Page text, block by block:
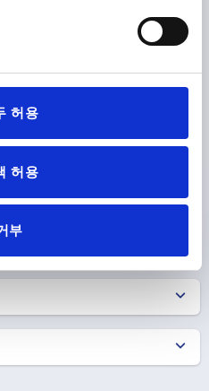
허용
허용
부
소:스테인레스 스틸
S=28 T=12